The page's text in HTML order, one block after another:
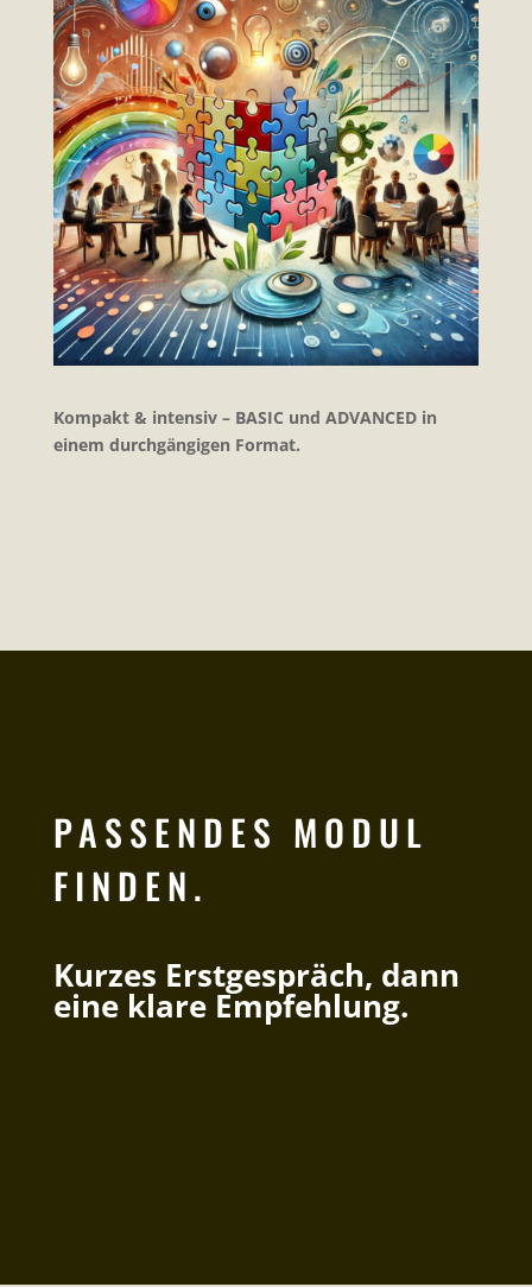
Kompakt & intensiv – BASIC und ADVANCED in
einem durchgängigen Format.
PASSENDES MODUL
FINDEN.
Kurzes Erstgespräch, dann
eine klare Empfehlung.